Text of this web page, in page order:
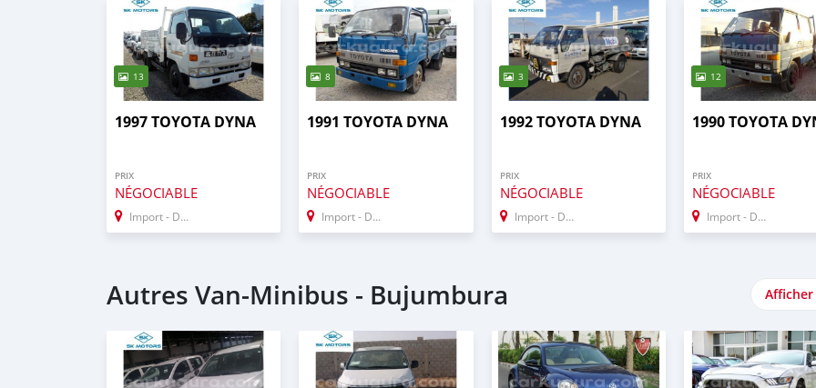
13
1997 TOYOTA DYNA
PRIX
NÉGOCIABLE
Import - Dubai
8
1991 TOYOTA DYNA
PRIX
NÉGOCIABLE
Import - Dubai
3
1992 TOYOTA DYNA
PRIX
NÉGOCIABLE
Import - Dubai
12
1990 TOYOTA
PRIX
NÉGOCIABLE
Import - Dubai
Autres Van‒Minibus - Bujumbura